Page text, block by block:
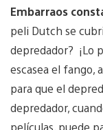
Embarraos
peli Dutch se
depredador? ¡Lo
escasea el fango,
para que el
depredador,
películas, puede